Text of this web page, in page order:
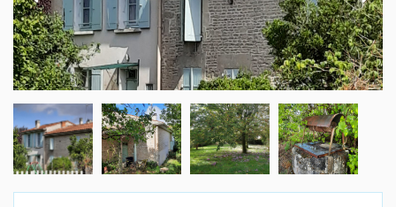
Nos agences
Contact